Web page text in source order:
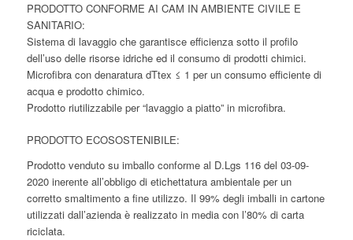
PRODOTTO CONFORME AI CAM IN AMBIENTE CIVILE E
SANITARIO:
Sistema di lavaggio che garantisce efficienza sotto il profilo
dell’uso delle risorse idriche ed il consumo di prodotti chimici.
Microfibra con denaratura dTtex ≤ 1 per un consumo efficiente di
acqua e prodotto chimico.
Prodotto riutilizzabile per “lavaggio a piatto” in microfibra.
PRODOTTO ECOSOSTENIBILE:
Prodotto venduto su imballo conforme al D.Lgs 116 del 03-09-
2020 inerente all’obbligo di etichettatura ambientale per un
corretto smaltimento a fine utilizzo. Il 99% degli imballi in cartone
utilizzati dall’azienda è realizzato in media con l’80% di carta
riciclata.